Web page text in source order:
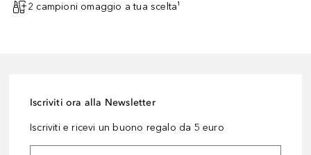
2 campioni omaggio a tua scelta¹
Iscriviti ora alla Newsletter
Iscriviti e ricevi un buono regalo da 5 euro